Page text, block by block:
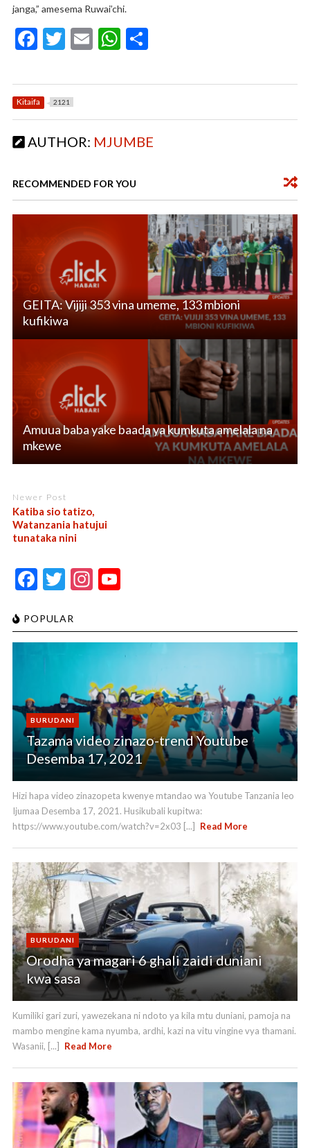
janga,” amesema Ruwai’chi.
F
e
b
o
o
T
itt
er
E
ai
W
at
A
p
S
ar
Kitaifa 2121
AUTHOR: MJUMBE
RECOMMENDED FOR YOU
GEITA: Vijiji 353 vina umeme, 133 mbioni
kufikiwa
Amuua baba yake baada ya kumkuta amelala na
mkewe
Newer Post
Katiba sio tatizo,
Watanzania hatujui
tunataka nini
F
ac
e
b
o
k
T
w
itt
er
In
st
gr
a
m
Y
o
T
u
b
e
C
h
a
n
n
el
POPULAR
BURUDANI
Tazama video zinazo-trend Youtube
Desemba 17, 2021
Hizi hapa video zinazopeta kwenye mtandao wa Youtube Tanzania leo
Ijumaa Desemba 17, 2021. Husikubali kupitwa:
https://www.youtube.com/watch?v=2x03 [...]
Read More
BURUDANI
Orodha ya magari 6 ghali zaidi duniani
kwa sasa
Kumiliki gari zuri, yawezekana ni ndoto ya kila mtu duniani, pamoja na
mambo mengine kama nyumba, ardhi, kazi na vitu vingine vya thamani.
Wasanii, [...]
Read More